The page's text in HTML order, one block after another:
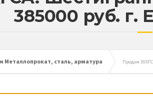
385000 руб. г.
Металлопрокат, сталь, арматура Продам